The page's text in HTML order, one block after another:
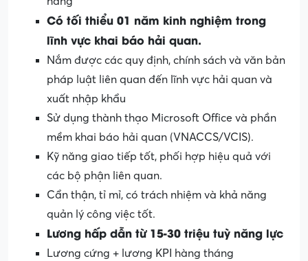
Có tối thiểu 01 năm kinh nghiệm trong
lĩnh vực khai báo hải quan.
Nắm được các quy định, chính sách và văn bản
pháp luật liên quan đến lĩnh vực hải quan và
xuất nhập khẩu
Sử dụng thành thạo Microsoft Office và phần
mềm khai báo hải quan (VNACCS/VCIS).
Kỹ năng giao tiếp tốt, phối hợp hiệu quả với
các bộ phận liên quan.
Cẩn thận, tỉ mỉ, có trách nhiệm và khả năng
quản lý công việc tốt.
Lương hấp dẫn từ 15-30 triệu tuỳ năng lực
Lương cứng + lương KPI hàng tháng